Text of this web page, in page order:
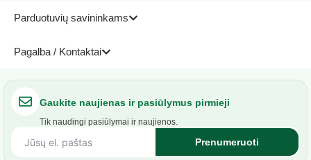
Parduotuvių savininkams
Pagalba / Kontaktai
Gaukite naujienas ir pasiūlymus pirmieji
Tik naudingi pasiūlymai ir naujienos.
Prenumeruoti